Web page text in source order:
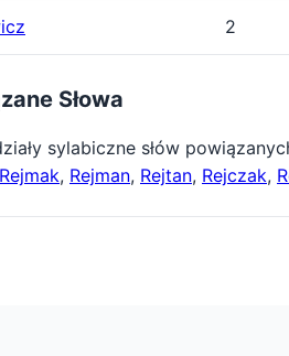
2
Słowa
sylabiczne słów
Rejmak, Rejman, Rejtan, Rejczak,